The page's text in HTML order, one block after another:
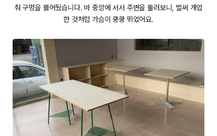
춰 구멍을 뚫어뒀습니다. 바 중앙에 서서 주변을 둘러보니, 벌써 개업
한 것처럼 가슴이 쿵쿵 뛰었어요.